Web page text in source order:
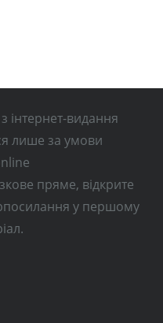
інтернет-видання
лише за умови
пряме, відкрите
у першому